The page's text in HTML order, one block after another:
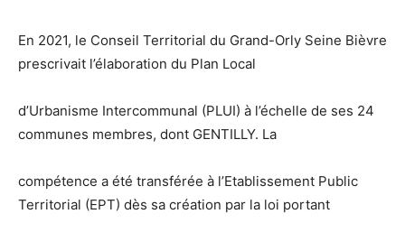
En 2021, le Conseil Territorial du Grand-Orly Seine Bièvre
prescrivait l’élaboration du Plan Local
d’Urbanisme Intercommunal (PLUI) à l’échelle de ses 24
communes membres, dont GENTILLY. La
compétence a été transférée à l’Etablissement Public
Territorial (EPT) dès sa création par la loi portant